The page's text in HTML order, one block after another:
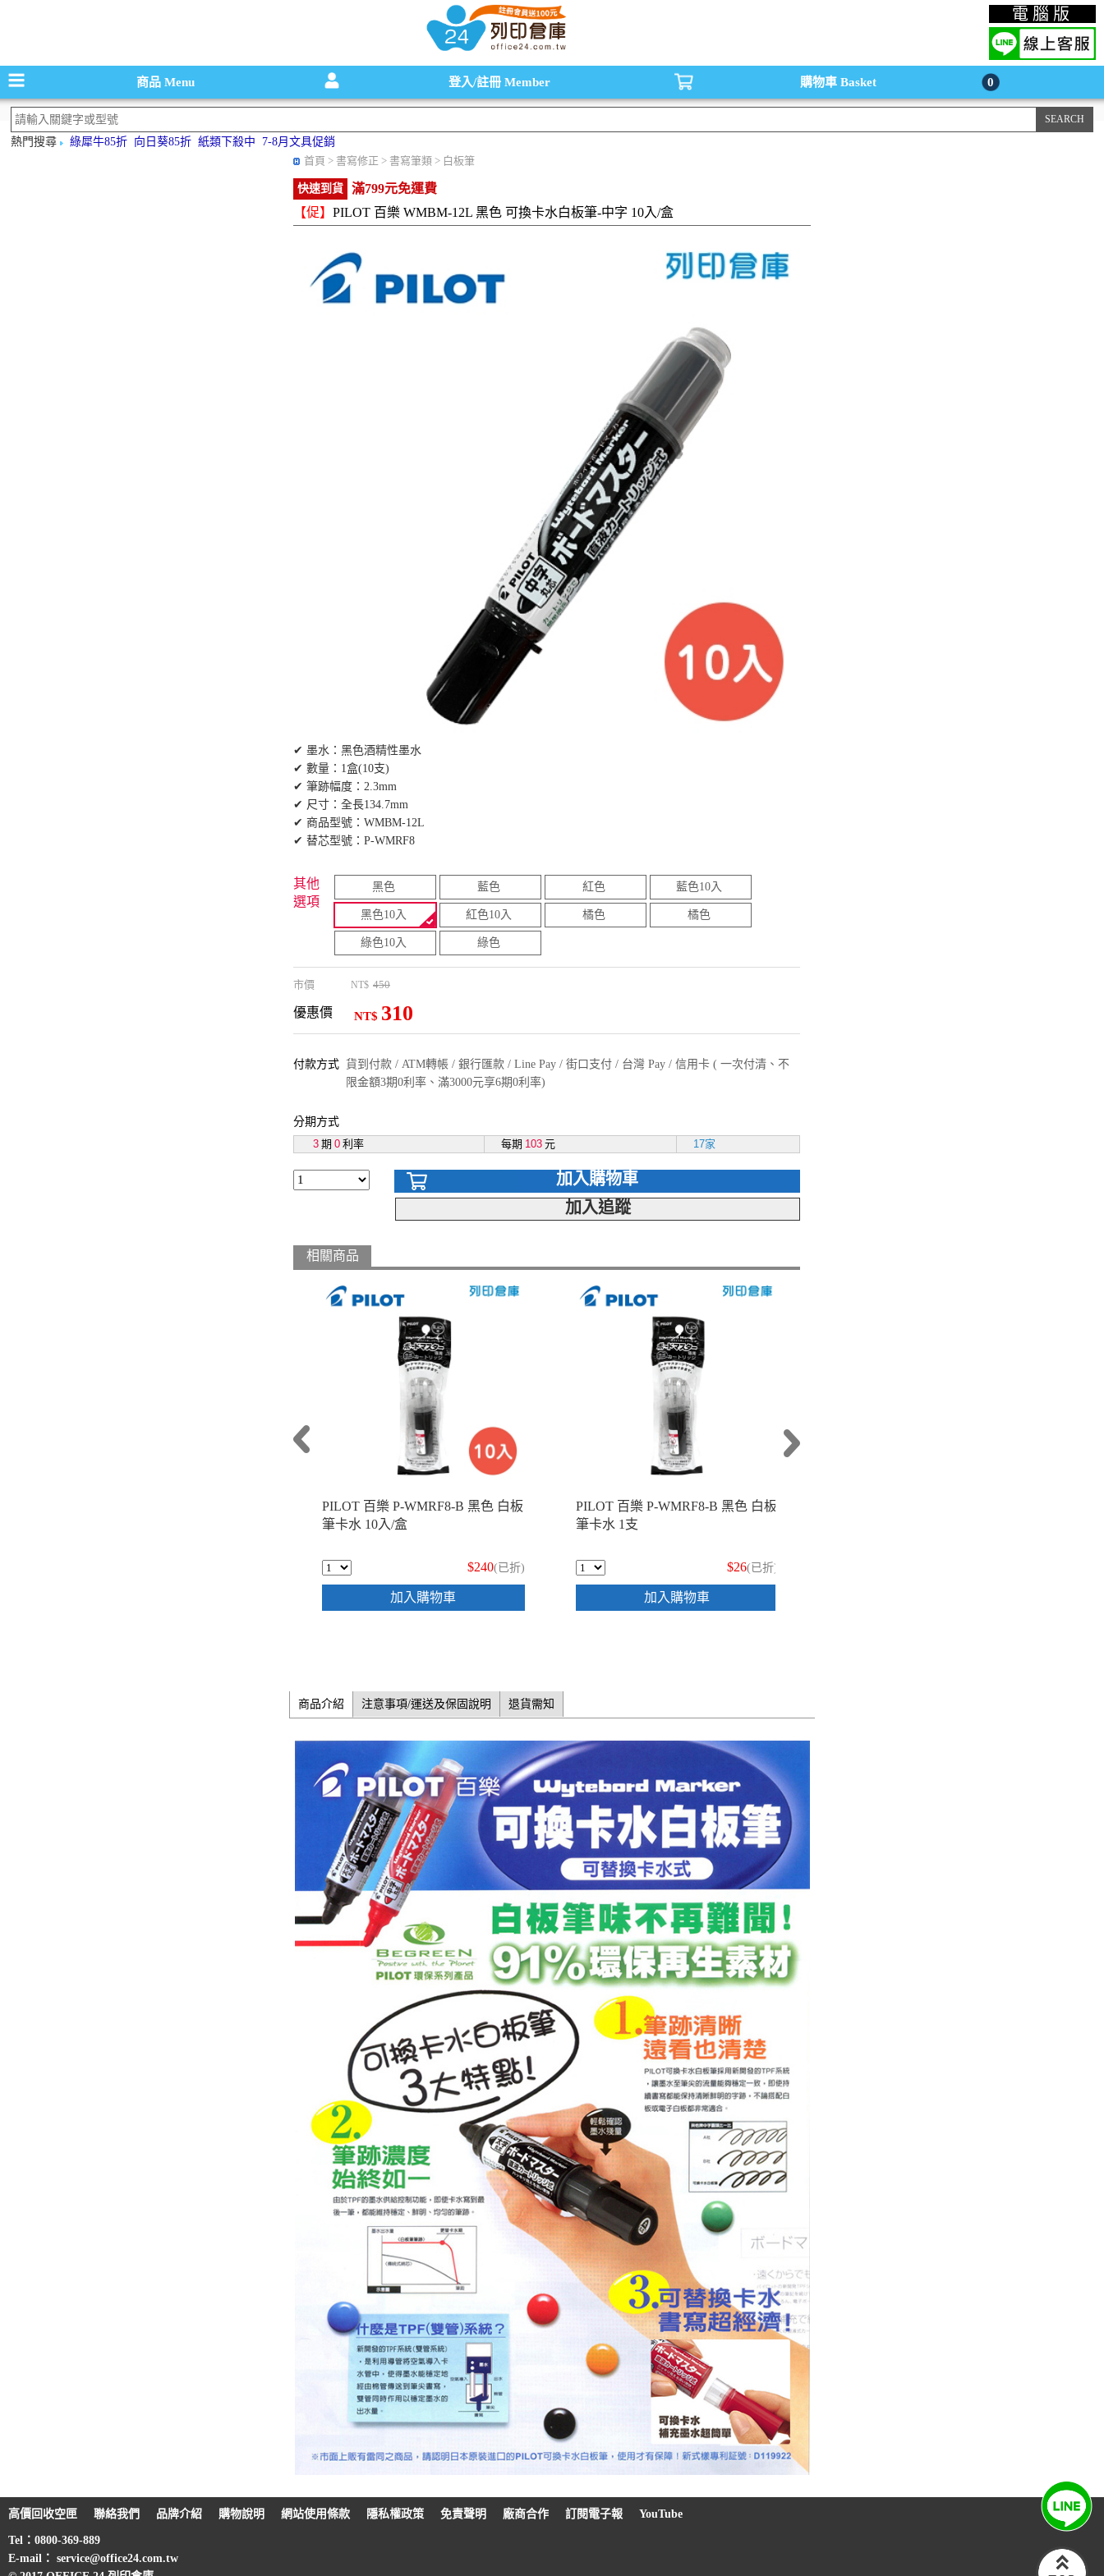
碳粉匣，墨水匣,原廠碳粉匣，副廠碳粉匣，環保碳粉匣,連續供墨印表機-office24列印倉庫線上購物手機版 電腦版
商品Menu 登入/註冊 Member 購物車 Basket 0
熱門搜尋 綠犀牛85折 向日葵85折 紙類下殺中
7-8月文具促銷
首頁 > 書寫修正 > 書寫筆類 > 白板筆
快速到貨
滿799元免運費
【促】 PILOT 百樂 WMBM-12L 黑色 可換卡水白板筆-中字 10入/盒
✔ 墨水：黑色酒精性墨水
✔ 數量：1盒(10支)
✔ 筆跡幅度：2.3mm
✔ 尺寸：全長134.7mm
✔ 商品型號：WMBM-12L
✔ 替芯型號：P-WMRF8
其他
選項
黑色 藍色 紅色 藍色10入
黑色10入 紅色10入 橘色 橘色
綠色10入 綠色
市價 NT$ 450
優惠價 NT$ 310
付款方式 貨到付款 / ATM轉帳 / 銀行匯款 / Line Pay / 街口支付 / 台灣 Pay / 信用卡 ( 一次付清、不
限金額3期0利率、滿3000元享6期0利率)
分期方式
3 期 0 利率 每期 103 元 17家
加入購物車
加入追蹤
相關商品
PILOT 百樂 P-WMRF8-B 黑色 白板
筆卡水 10入/盒
$240(已折)
加入購物車
PILOT 百樂 P-WMRF8-B 黑色 白板
筆卡水 1支
$26(已折)
加入購物車
商品介紹 注意事項/運送及保固說明 退貨需知
高價回收空匣 聯絡我們 品牌介紹 購物說明 網站使用條款 隱私權政策 免責聲明 廠商合作 訂閱電子報 YouTube
Tel：0800-369-889
E-mail： service@office24.com.tw